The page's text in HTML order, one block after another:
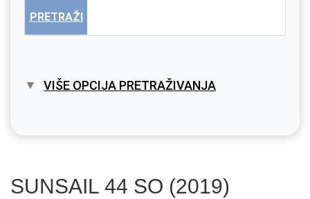
PRETRAŽI
VIŠE OPCIJA PRETRAŽIVANJA
SUNSAIL 44 SO (2019)